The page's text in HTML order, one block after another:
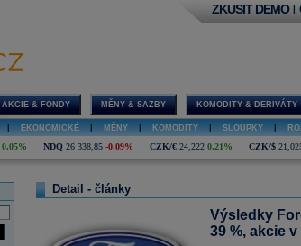
ZKUSIT DEMO |
AKCIE & FONDY MĚNY & SAZBY KOMODITY & DERIVÁTY
EKONOMICKÉ MĚNY KOMODITY SLOUPKY
0,05% NDQ 26 338,85 -0,09% CZK/€ 24,222 0,21% CZK/$
Detail - články
Výsledky
39 %, akcie